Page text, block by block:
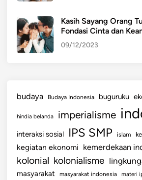
Kasih Sayang Orang
Fondasi Cinta dan
09/12/2023
budaya Budaya Indonesia buguruku
hindia belanda imperialisme
interaksi sosial IPS SMP islam
kegiatan ekonomi kemerdekaan
kolonial kolonialisme
masyarakat masyarakat indonesia materi